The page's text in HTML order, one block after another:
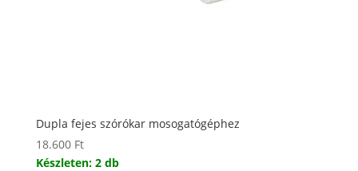
Dupla fejes szórókar mosogatógéphez
18.600 Ft
Készleten: 2 db